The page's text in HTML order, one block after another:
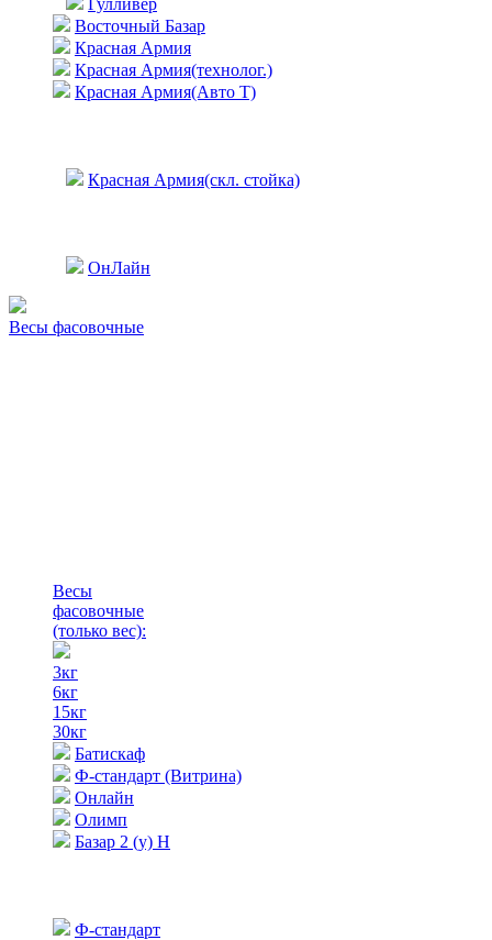
Гулливер
Восточный Базар
Красная Армия
Красная Армия(технолог.)
Красная Армия(Авто Т)
Красная Армия(скл. стойка)
ОнЛайн
Весы фасовочные
Весы
фасовочные
(только вес):
3кг
6кг
15кг
30кг
Батискаф
Ф-стандарт (Витрина)
Онлайн
Олимп
Базар 2 (у) Н
Ф-стандарт